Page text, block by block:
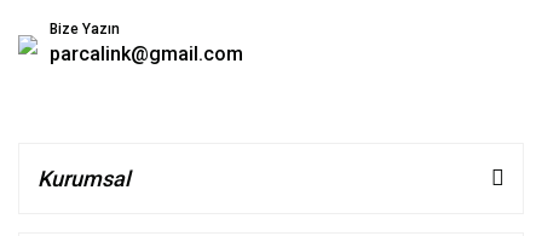
Bize Yazın
parcalink@gmail.com
Kurumsal